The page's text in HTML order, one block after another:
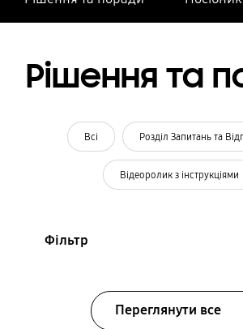
Рішення та
Всі Розділ Запитань та
Відеоролик з інструкціями
Фільтр
Переглянути все